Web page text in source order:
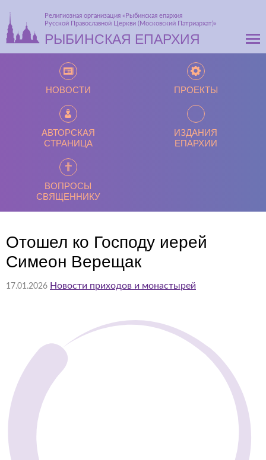
Религиозная организация «Рыбинская епархия
Русской Православной Церкви (Московский Патриархат)»
РЫБИНСКАЯ ЕПАРХИЯ
НОВОСТИ ПРОЕКТЫ
АВТОРСКАЯ
СТРАНИЦА
ИЗДАНИЯ
ЕПАРХИИ
ВОПРОСЫ
СВЯЩЕННИКУ
Отошел ко Господу иерей
Симеон Верещак
17.01.2026 Новости приходов и монастырей